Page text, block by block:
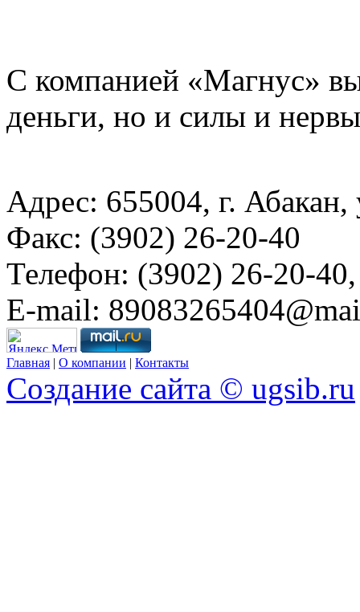
С компанией «Магнус»
деньги, но и силы и
Адрес: 655004, г.
Факс: (3902) 26-20-40
Телефон: (3902) 26-20-
E-mail:
Главная | О компании | Контакты
Создание сайта © ugsib.ru